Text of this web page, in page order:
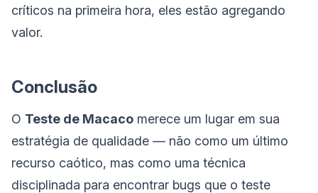
críticos na primeira hora, eles estão agregando
valor.
Conclusão
O Teste de Macaco merece um lugar em sua
estratégia de qualidade — não como um último
recurso caótico, mas como uma técnica
disciplinada para encontrar bugs que o teste